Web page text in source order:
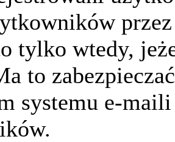
tylko wtedy,
to
systemu e-